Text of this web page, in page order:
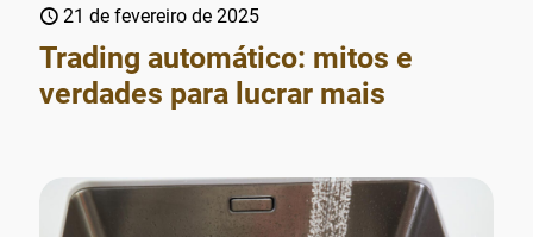
21 de fevereiro de 2025
Trading automático: mitos e
verdades para lucrar mais